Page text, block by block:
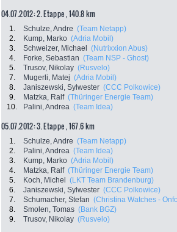
04.07.2012: 2. Etappe , 140.8 km
1. Schulze, Andre (Team Netapp)
2.
Kump, Marko (Adria Mobil)
3.
Schweizer, Michael (Nutrixxion Abus)
4.
Forke, Sebastian (Team NSP - Ghost)
5.
Trusov, Nikolay (Rusvelo)
7.
Mugerli, Matej (Adria Mobil)
8.
Janiszewski, Sylwester (CCC Polkowice)
9.
Matzka, Ralf (Thüringer Energie Team)
10.
Palini, Andrea (Team Idea)
05.07.2012: 3. Etappe , 167.6 km
1. Schulze, Andre (Team Netapp)
2.
Palini, Andrea (Team Idea)
3.
Kump, Marko (Adria Mobil)
4.
Matzka, Ralf (Thüringer Energie Team)
5.
Koch, Michel (LKT Team Brandenburg)
6.
Janiszewski, Sylwester (CCC Polkowice)
7.
Schumacher, Stefan (Christina Watches -
8.
Smolen, Tomas (Bank BGZ)
9.
Trusov, Nikolay (Rusvelo)